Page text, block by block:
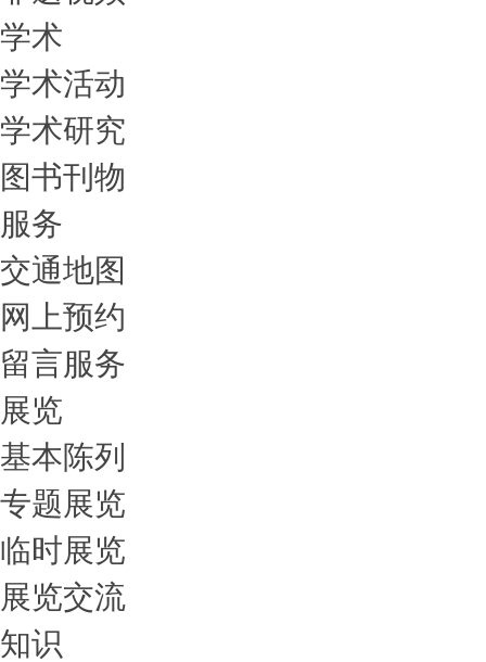
学术
学术活动
学术研究
图书刊物
服务
交通地图
网上预约
留言服务
展览
基本陈列
专题展览
临时展览
展览交流
知识